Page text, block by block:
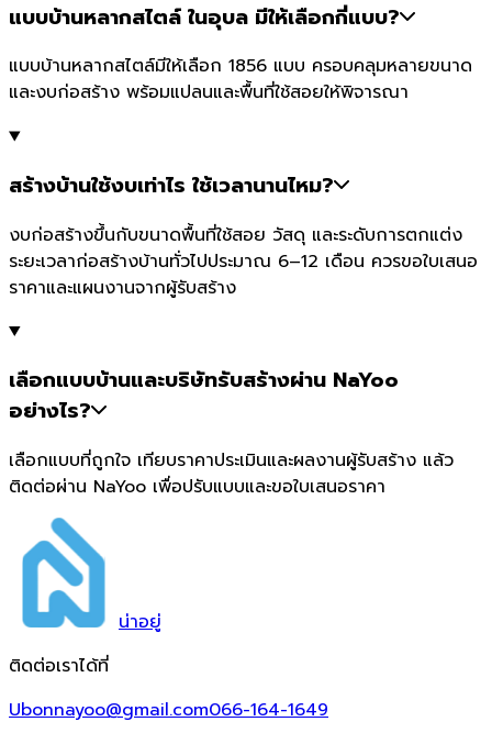
แบบบ้านหลากสไตล์ ในอุบล มีให้เลือกกี่แบบ?
แบบบ้านหลากสไตล์มีให้เลือก 1856 แบบ ครอบคลุมหลายขนาด
และงบก่อสร้าง พร้อมแปลนและพื้นที่ใช้สอยให้พิจารณา
สร้างบ้านใช้งบเท่าไร ใช้เวลานานไหม?
งบก่อสร้างขึ้นกับขนาดพื้นที่ใช้สอย วัสดุ และระดับการตกแต่ง
ระยะเวลาก่อสร้างบ้านทั่วไปประมาณ 6–12 เดือน ควรขอใบเสนอ
ราคาและแผนงานจากผู้รับสร้าง
เลือกแบบบ้านและบริษัทรับสร้างผ่าน NaYoo
อย่างไร?
เลือกแบบที่ถูกใจ เทียบราคาประเมินและผลงานผู้รับสร้าง แล้ว
ติดต่อผ่าน NaYoo เพื่อปรับแบบและขอใบเสนอราคา
น่าอยู่
ติดต่อเราได้ที่
Ubonnayoo@gmail.com066-164-1649